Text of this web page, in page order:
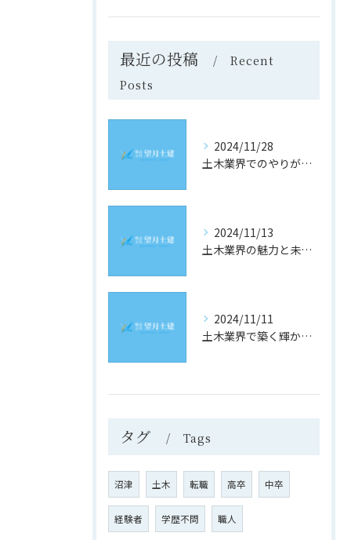
最近の投稿
Recent
Posts
2024/11/28
土木業界でのやりがいと成長の道
2024/11/13
土木業界の魅力と未来への道
2024/11/11
土木業界で築く輝かしい未来
タグ Tags
沼津 土木 転職 高卒 中卒
経験者 学歴不問 職人